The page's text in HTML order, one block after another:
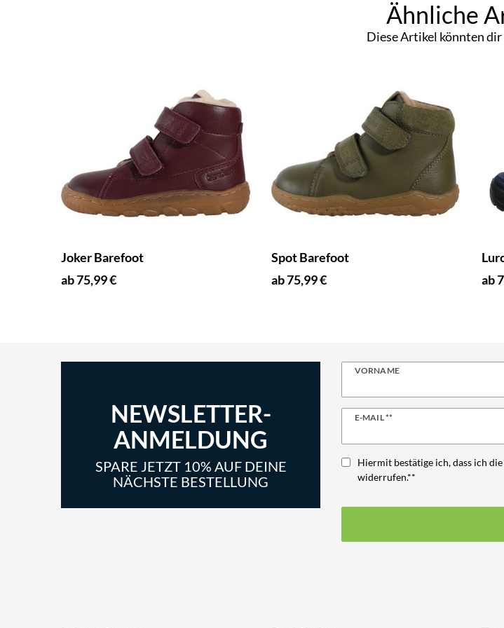
Ähnliche
Diese Artikel könnten dir
Joker Barefoot
ab 75,99 €
Spot Barefoot
ab 75,99 €
ab
NEWSLETTER-
ANMELDUNG
SPARE JETZT 10% AUF DEINE
NÄCHSTE BESTELLUNG
VORNAME
E-MAIL **
Newsletter
Hiermit bestätige ich, dass ich die
widerrufen.**